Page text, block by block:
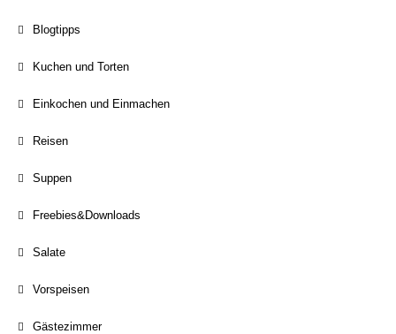
Blogtipps
Kuchen und Torten
Einkochen und Einmachen
Reisen
Suppen
Freebies&Downloads
Salate
Vorspeisen
Gästezimmer